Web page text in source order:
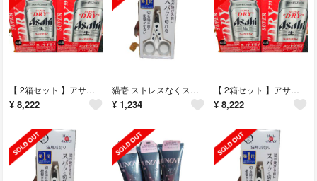
【 2箱セット 】アサヒビール ＳＤスチール缶５００✖３５０ ６缶パック×４
¥ 8,222
猫壱 ストレスなくスパッと切れる猫用爪切り 日本製(1個)
¥ 1,234
【 2箱セット 】アサヒビール ＳＤスチール缶５００✖３５０ ６缶パック×４
¥ 8,222